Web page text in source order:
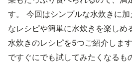
す。 今回はシンプルな水炊きに
なレシピや簡単に水炊きを楽しめ
水炊きのレシピを5つご紹介しま
ですぐにでも試してみたくなるも